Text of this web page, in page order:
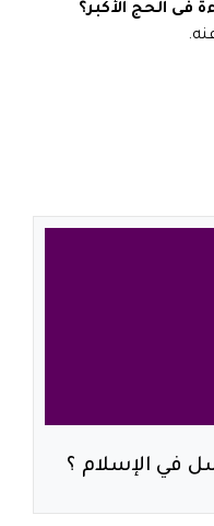
فى الحج الأكبر؟
في الإسلام ؟